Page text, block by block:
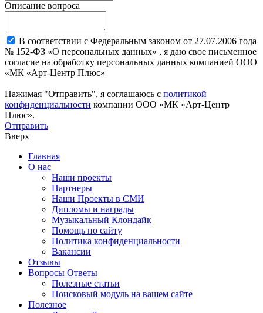
Описание вопроса
В соответствии с Федеральным законом от 27.07.2006 года
№ 152-ФЗ «О персональных данных» , я даю свое письменное
согласие на обработку персональных данных компанией ООО
«МК «Арт-Центр Плюс»
Нажимая "Отправить", я соглашаюсь с политикой
конфиденциальности компании ООО «МК «Арт-Центр
Плюс».
Отправить
Вверх
Главная
О нас
Наши проекты
Партнеры
Наши Проекты в СМИ
Дипломы и награды
Музыкальный Клондайк
Помощь по сайту
Политика конфиденциальности
Вакансии
Отзывы
Вопросы Ответы
Полезные статьи
Поисковый модуль на вашем сайте
Полезное